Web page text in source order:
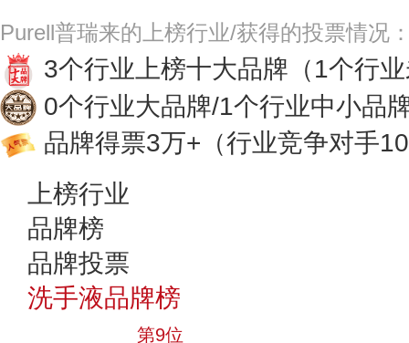
Purell普瑞来的上榜行业/获得的投票情况
3个行业上榜十大品牌 （1个行
0个行业大品牌/1个行业中小品
品牌得票3万+ （行业竞争对手
上榜行业
品牌榜
品牌投票
洗手液品牌榜
第9位